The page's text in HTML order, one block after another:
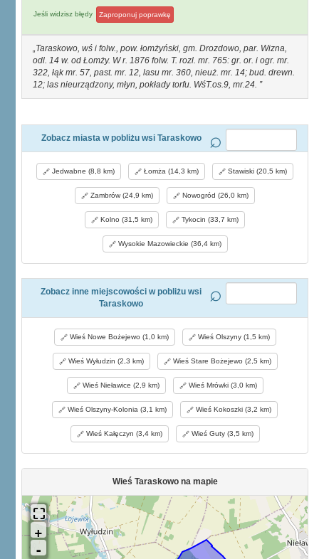
Jeśli widzisz błędy Zaproponuj poprawkę
Taraskowo, wś i folw., pow. łomżyński, gm. Drozdowo, par. Wizna,
odl. 14 w. od Łomży. W r. 1876 folw. T. rozl. mr. 765: gr. or. i ogr. mr.
322, łąk mr. 57, past. mr. 12, lasu mr. 360, nieuż. mr. 14; bud. drewn.
12; las nieurządzony, młyn, pokłady torfu. WśT.os.9, mr.24.
Zobacz miasta w pobliżu wsi Taraskowo
Jedwabne (8,8 km) Łomża (14,3 km) Stawiski (20,5 km)
Zambrów (24,9 km) Nowogród (26,0 km)
Kolno (31,5 km) Tykocin (33,7 km)
Wysokie Mazowieckie (36,4 km)
Zobacz inne miejscowości w pobliżu wsi
Taraskowo
Wieś Nowe Bożejewo (1,0 km) Wieś Olszyny (1,5 km)
Wieś Wyłudzin (2,3 km) Wieś Stare Bożejewo (2,5 km)
Wieś Nieławice (2,9 km) Wieś Mrówki (3,0 km)
Wieś Olszyny-Kolonia (3,1 km) Wieś Kokoszki (3,2 km)
Wieś Kałęczyn (3,4 km) Wieś Guty (3,5 km)
Wieś Taraskowo na mapie